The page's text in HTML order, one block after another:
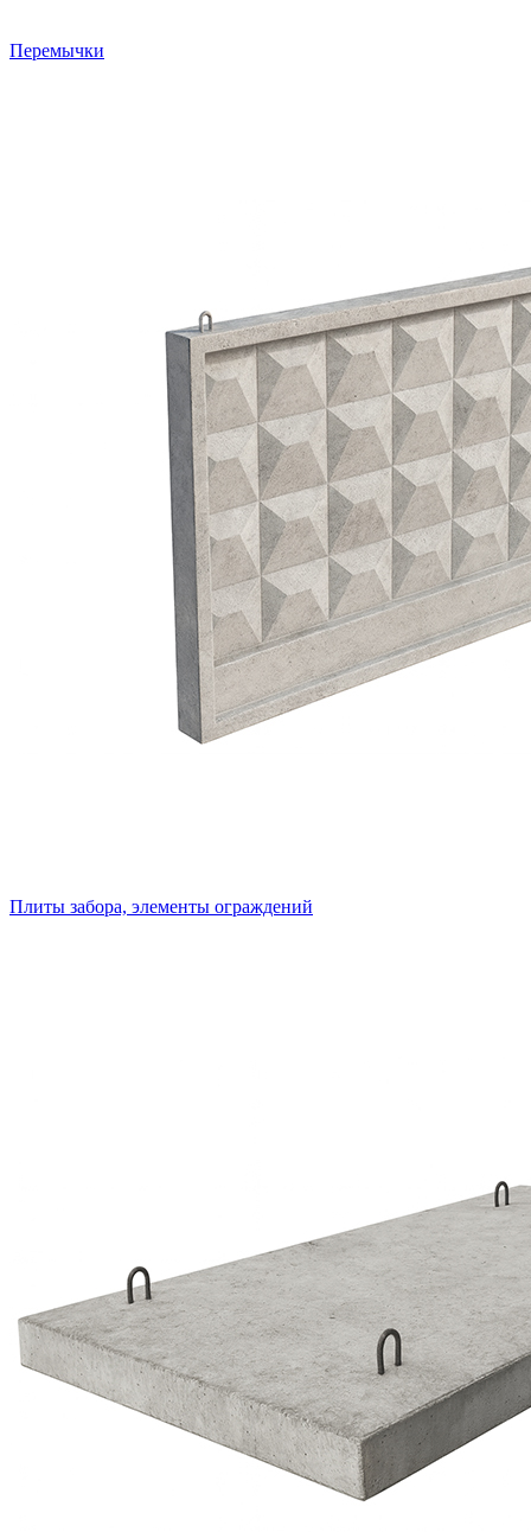
Перемычки
Плиты забора, элементы ограждений